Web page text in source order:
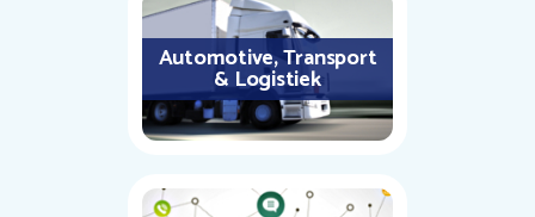
Automotive, Transport
& Logistiek